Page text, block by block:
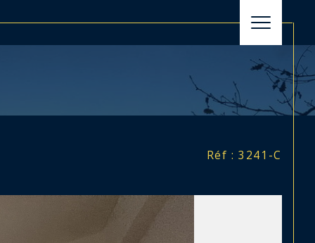
filtrer
Réf : 3241-C